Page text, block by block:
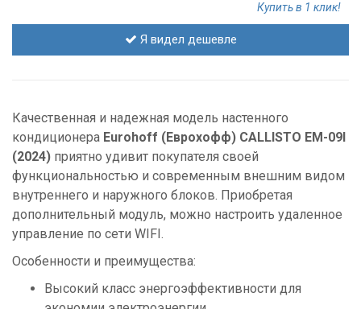
Купить в 1 клик!
Я видел дешевле
Качественная и надежная модель настенного
кондиционера Eurohoff (Еврохофф) CALLISTO EM-09I
(2024) приятно удивит покупателя своей
функциональностью и современным внешним видом
внутреннего и наружного блоков. Приобретая
дополнительный модуль, можно настроить удаленное
управление по сети WIFI.
Особенности и преимущества:
Высокий класс энергоэффективности для